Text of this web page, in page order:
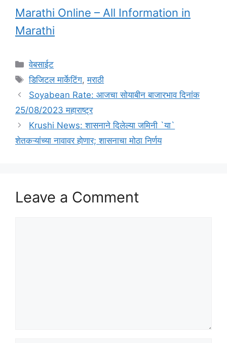
Marathi Online – All Information in
Marathi
Categories
वेबसाईट
Tags
डिजिटल मार्केटिंग,मराठी
Soyabean Rate: आजचा सोयाबीन बाजारभाव दिनांक
25/08/2023 महाराष्ट्र
Krushi News: शासनाने दिलेल्या जमिनी `या`
शेतकऱ्यांच्या नावावर होणार; शासनाचा मोठा निर्णय
Leave a Comment